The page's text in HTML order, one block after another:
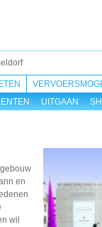
UITGAAN
en
wil